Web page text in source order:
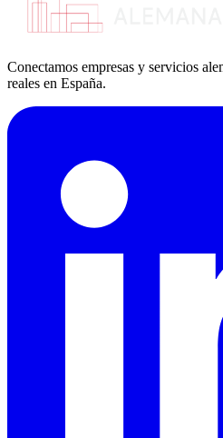
Conectamos empresas y servicios
reales en España.